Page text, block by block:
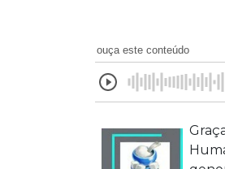
ouça este conteúdo